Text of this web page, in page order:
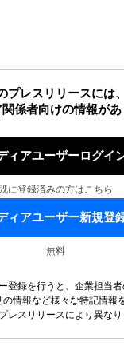
プレスリリースには、
関係者向けの情報が
ィアユーザーログイ
既に登録済みの方はこちら
ィアユーザー新規登
無料
登録を行うと、企業担当者
情報など様々な特記情報
レスリリースにより異なり